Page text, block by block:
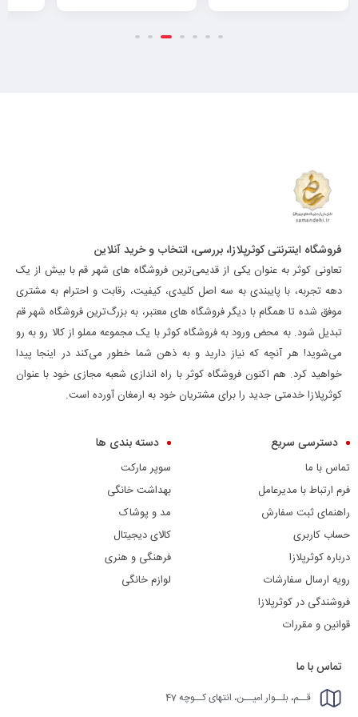
فروشگاه اینترنتی کوثرپلازا، بررسی، انتخاب و خرید آنلاین
تعاونی کوثر به عنوان یکی از قدیمی‌ترین فروشگاه های شهر قم با بیش از یک
دهه تجربه، با پایبندی به سه اصل کلیدی، کیفیت، رقابت و احترام به مشتری
موفق شده تا همگام با دیگر فروشگاه های معتبر، به بزرگ‌ترین فروشگاه شهر قم
تبدیل شود. به محض ورود به فروشگاه کوثر با یک مجموعه مملو از کالا رو به رو
می‌شوید! هر آنچه که نیاز دارید و به ذهن شما خطور می‌کند در اینجا پیدا
خواهید کرد. هم اکنون فروشگاه کوثر با راه اندازی شعبه مجازی خود با عنوان
کوثرپلازا خدمتی جدید را برای مشتریان خود به ارمغان آورده است.
دسترسی سریع
تماس با ما
فرم ارتباط با مدیرعامل
راهنمای ثبت سفارش
حساب کاربری
درباره کوثرپلازا
رویه ارسال سفارشات
فروشندگی در کوثرپلازا
قوانین و مقررات
دسته بندی ها
سوپر مارکت
بهداشت خانگی
مد و پوشاک
کالای دیجیتال
فرهنگی و هنری
لوازم خانگی
تماس با ما
قــم، بلــوار امیــن، انتهای کــوچه 47